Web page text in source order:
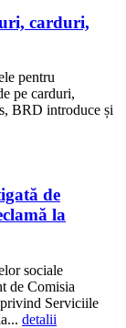
carduri,
pentru
pe carduri,
BRD introduce și
de
la
sociale
de Comisia
Serviciile
detalii